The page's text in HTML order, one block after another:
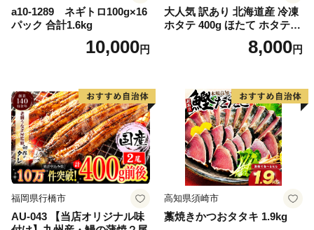
a10-1289 ネギトロ100g×16
パック 合計1.6kg
10,000円
大人気 訳あり 北海道産 冷凍
ホタテ 400g ほたて ホタテ
8,000円
福岡県行橋市
AU-043 【当店オリジナル味
高知県須崎市
藁焼きかつおタタキ 1.9kg